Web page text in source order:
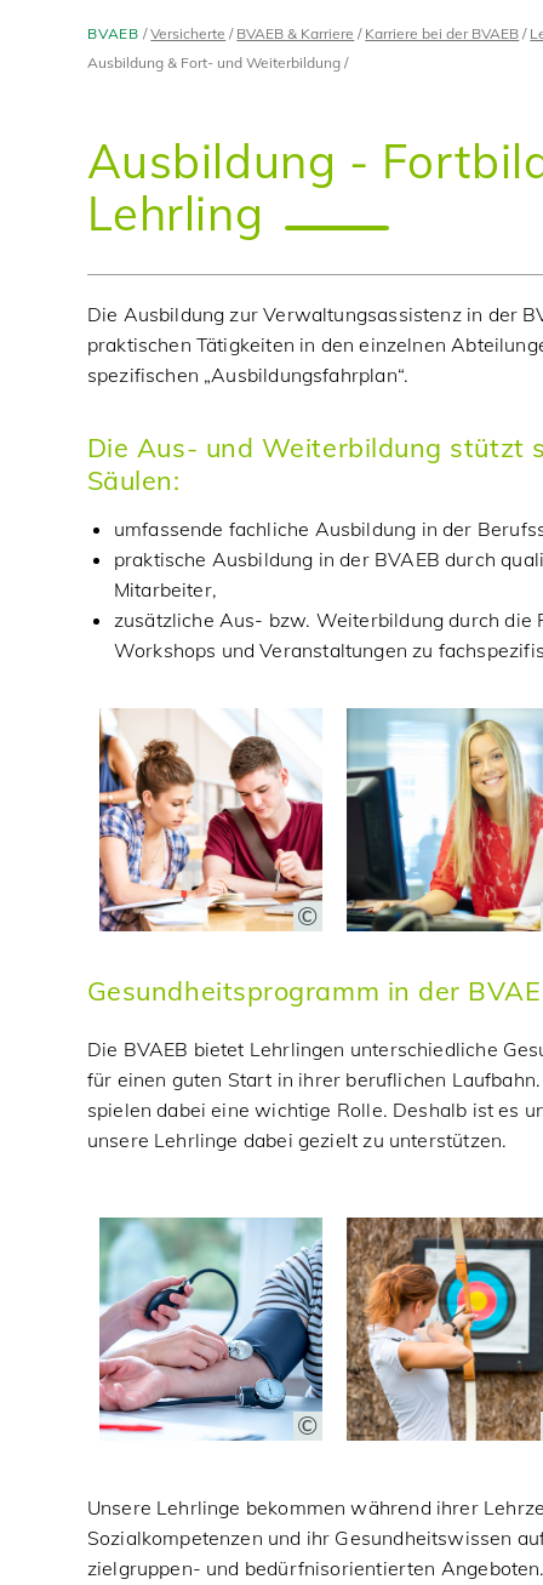
BVAEB Versicherte BVAEB & Karriere Karriere bei der BVAEB
Ausbildung & Fort- und Weiterbildung
Ausbildung -
Lehrling
Die Ausbildung zur Verwaltungsassistenz in der
praktischen Tätigkeiten in den einzelnen
spezifischen „Ausbildungsfahrplan“.
Die Aus- und Weiterbildung stützt
Säulen:
umfassende fachliche Ausbildung in der
praktische Ausbildung in der BVAEB durch
Mitarbeiter,
zusätzliche Aus- bzw. Weiterbildung durch die
Workshops und Veranstaltungen zu
Gesundheitsprogramm in der
Die BVAEB bietet Lehrlingen unterschiedliche
für einen guten Start in ihrer beruflichen
spielen dabei eine wichtige Rolle. Deshalb ist es
unsere Lehrlinge dabei gezielt zu unterstützen.
Unsere Lehrlinge bekommen während ihrer
Sozialkompetenzen und ihr Gesundheitswissen
zielgruppen- und bedürfnisorientierten